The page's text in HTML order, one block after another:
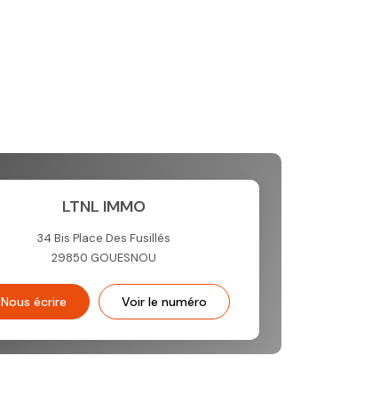
LTNL IMMO
34 Bis Place Des Fusillés
29850 GOUESNOU
Nous écrire Voir le numéro